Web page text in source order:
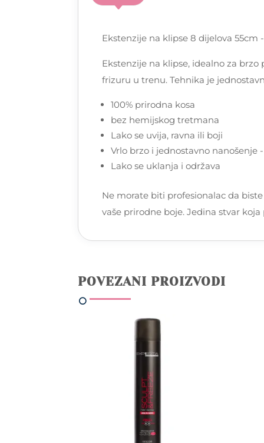
Ekstenzije na klipse 8 dijelova 55cm
Ekstenzije na klipse, idealno za
frizuru u trenu. Tehnika je
100% prirodna kosa
bez hemijskog tretmana
Lako se uvija, ravna ili boji
Vrlo brzo i jednostavno nanošenje
Lako se uklanja i održava
Ne morate biti profesionalac da
vaše prirodne boje. Jedina stvar
POVEZANI PROIZVODI